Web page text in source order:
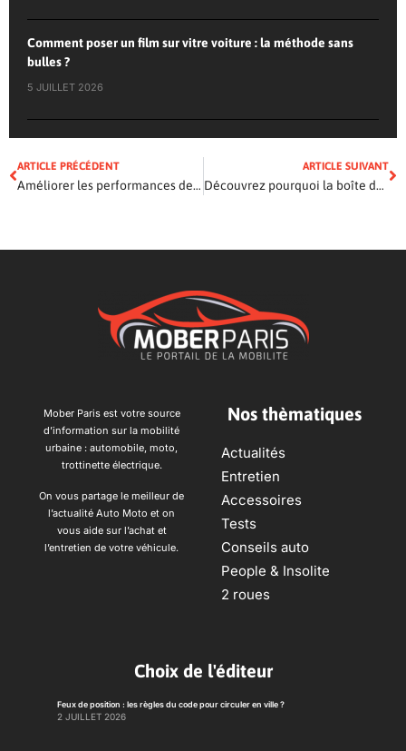
Comment poser un film sur vitre voiture : la méthode sans
bulles ?
5 JUILLET 2026
ARTICLE PRÉCÉDENT
Améliorer les performances de votre 20 HDi 90 : faut-il supprimer la vanne EGR ?
ARTICLE SUIVANT
Découvrez pourquoi la boîte de vitesse de la ford fiesta révolutionne l’automobile !
Mober Paris est votre source
d’information sur la mobilité
urbaine : automobile, moto,
trottinette électrique.
On vous partage le meilleur de
l’actualité Auto Moto et on
vous aide sur l’achat et
l’entretien de votre véhicule.
Nos thèmatiques
Actualités
Entretien
Accessoires
Tests
Conseils auto
People & Insolite
2 roues
Choix de l'éditeur
Feux de position : les règles du code pour circuler en ville ?
2 JUILLET 2026